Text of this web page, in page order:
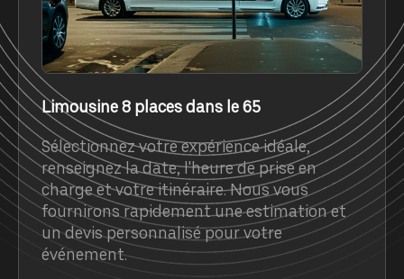
Limousine 8 places dans le 65
Sélectionnez votre expérience idéale,
renseignez la date, l'heure de prise en
charge et votre itinéraire. Nous vous
fournirons rapidement une estimation et
un devis personnalisé pour votre
événement.